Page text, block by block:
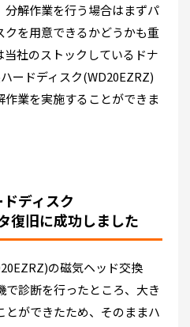
分解作業を行う場合はまずパ
クを用意できるかどうかも重
社のストックしているドナ
ードディスク(WD20EZRZ)
業を実施することができま
ディスク
復旧に成功しました
の磁気ヘッド交換
診断を行ったところ、大き
とができたため、そのままハ